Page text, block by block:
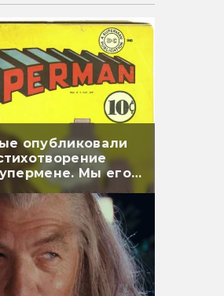
опубликовали
Мы его